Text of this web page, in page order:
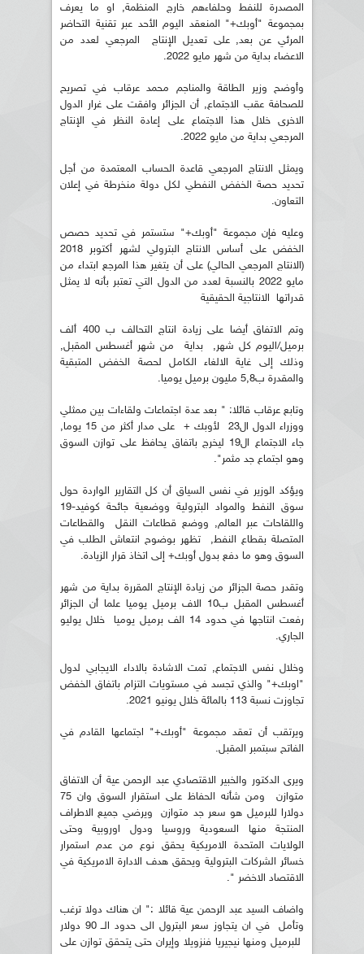
المصدرة للنفط وحلفاءهم خارج المنظمة, او ما يعرف
بمجموعة "أوبك+" المنعقد اليوم الأحد عبر تقنية التحاضر
المرئي عن بعد, على تعديل الإنتاج المرجعي لعدد من
الاعضاء بداية من شهر مايو 2022.
وأوضح وزير الطاقة والمناجم محمد عرقاب في تصريح
للصحافة عقب الاجتماع, أن الجزائر وافقت على غرار الدول
الاخرى خلال هذا الاجتماع على إعادة النظر في الإنتاج
المرجعي بداية من مايو 2022.
ويمثل الانتاج المرجعي قاعدة الحساب المعتمدة من أجل
تحديد حصة الخفض النفطي لكل دولة منخرطة في إعلان
التعاون.
وعليه فإن مجموعة "أوبك+" ستستمر في تحديد حصص
الخفض على أساس الانتاج البترولي لشهر أكتوبر 2018
(الانتاج المرجعي الحالي) على أن يتغير هذا المرجع ابتداء من
مايو 2022 بالنسبة لعدد من الدول التي تعتبر بأنه لا يمثل
قدراتها الانتاجية الحقيقية
وتم الاتفاق أيضا على زيادة انتاج التحالف ب 400 ألف
برميل/اليوم كل شهر, بداية من شهر أغسطس المقبل,
وذلك إلى غاية الالغاء الكامل لحصة الخفض المتبقية
والمقدرة ب5,8 مليون برميل يوميا.
وتابع عرقاب قائلا: " بعد عدة اجتماعات ولقاءات بين ممثلي
ووزراء الدول ال23 لأوبك + على مدار أكثر من 15 يوما,
جاء الاجتماع ال19 ليخرج باتفاق يحافظ على توازن السوق
وهو اجتماع جد مثمر".
ويؤكد الوزير في نفس السياق أن كل التقارير الواردة حول
سوق النفط والمواد البترولية ووضعية جائحة كوفيد-19
واللقاحات عبر العالم, ووضع قطاعات النقل والقطاعات
المتصلة بقطاع النفط, تظهر بوضوح انتعاش الطلب في
السوق وهو ما دفع بدول أوبك+ إلى اتخاذ قرار الزيادة.
وتقدر حصة الجزائر من زيادة الإنتاج المقررة بداية من شهر
أغسطس المقبل ب10 الاف برميل يوميا علما أن الجزائر
رفعت انتاجها في حدود 14 الف برميل يوميا خلال يوليو
الجاري.
وخلال نفس الاجتماع, تمت الاشادة بالاداء الايجابي لدول
"اوبك+" والذي تجسد في مستويات التزام باتفاق الخفض
تجاوزت نسبة 113 بالمائة خلال يونيو 2021.
ويرتقب أن تعقد مجموعة "أوبك+" اجتماعها القادم في
الفاتح سبتمبر المقبل.
ويرى الدكتور والخبير الاقتصادي عبد الرحمن عية أن الاتفاق
متوازن ومن شأنه الحفاظ على استقرار السوق وان 75
دولارا للبرميل هو سعر جد متوازن ويرضي جميع الاطراف
المنتجة منها السعودية وروسيا ودول اوروبية وحتى
الولايات المتحدة الامريكية يحقق نوع من عدم استمرار
خسائر الشركات البترولية ويحقق هدف الادارة الامريكية في
الاقتصاد الاخضر ".
واضاف السيد عبد الرحمن عية قائلا :" ان هناك دولا ترغب
وتأمل في ان يتجاوز سعر البترول الى حدود الــ 90 دولار
للبرميل ومنها نيجيريا فنزويلا وإيران حتى يتحقق توازن على